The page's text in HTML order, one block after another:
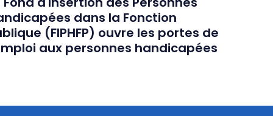
dans la Fonction
(FIPHFP) ouvre les portes de
aux personnes handicapées